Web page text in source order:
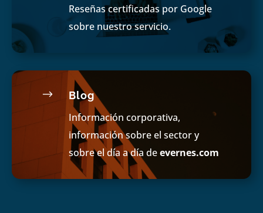
Reseñas certificadas por Google
sobre nuestro servicio.
$ Blog
Información corporativa,
información sobre el sector y
sobre el día a día deevernes.com